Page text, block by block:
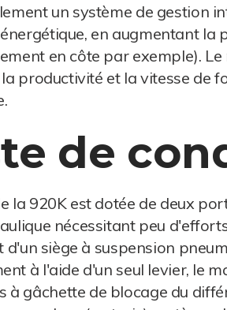
un système de gestion
en augmentant la
en côte par exemple).
productivité et la vitesse de
de
la 920K est dotée de deux
nécessitant peu
d'un siège à suspension
à l'aide d'un seul levier, le
à gâchette de blocage du